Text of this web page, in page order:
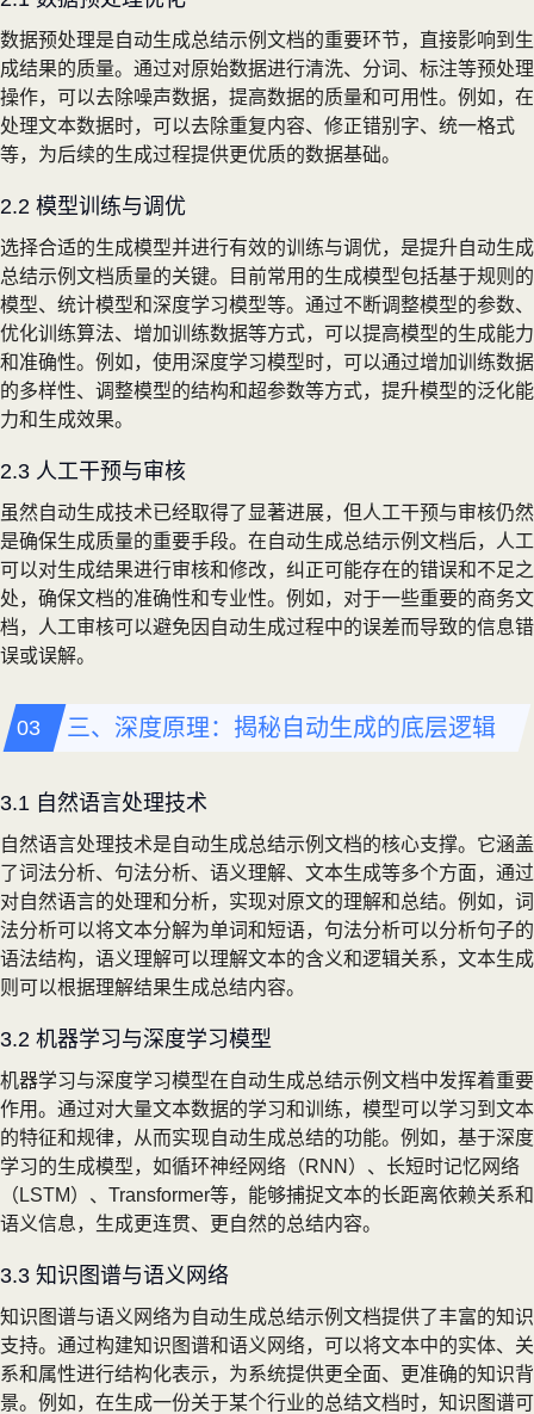
数据预处理是自动生成总结示例文档的重要环节，直接影响到生
成结果的质量。通过对原始数据进行清洗、分词、标注等预处理
操作，可以去除噪声数据，提高数据的质量和可用性。例如，在
处理文本数据时，可以去除重复内容、修正错别字、统一格式
等，为后续的生成过程提供更优质的数据基础。
2.2 模型训练与调优
选择合适的生成模型并进行有效的训练与调优，是提升自动生成
总结示例文档质量的关键。目前常用的生成模型包括基于规则的
模型、统计模型和深度学习模型等。通过不断调整模型的参数、
优化训练算法、增加训练数据等方式，可以提高模型的生成能力
和准确性。例如，使用深度学习模型时，可以通过增加训练数据
的多样性、调整模型的结构和超参数等方式，提升模型的泛化能
力和生成效果。
2.3 人工干预与审核
虽然自动生成技术已经取得了显著进展，但人工干预与审核仍然
是确保生成质量的重要手段。在自动生成总结示例文档后，人工
可以对生成结果进行审核和修改，纠正可能存在的错误和不足之
处，确保文档的准确性和专业性。例如，对于一些重要的商务文
档，人工审核可以避免因自动生成过程中的误差而导致的信息错
误或误解。
三、深度原理：揭秘自动生成的底层逻辑
3.1 自然语言处理技术
自然语言处理技术是自动生成总结示例文档的核心支撑。它涵盖
了词法分析、句法分析、语义理解、文本生成等多个方面，通过
对自然语言的处理和分析，实现对原文的理解和总结。例如，词
法分析可以将文本分解为单词和短语，句法分析可以分析句子的
语法结构，语义理解可以理解文本的含义和逻辑关系，文本生成
则可以根据理解结果生成总结内容。
3.2 机器学习与深度学习模型
机器学习与深度学习模型在自动生成总结示例文档中发挥着重要
作用。通过对大量文本数据的学习和训练，模型可以学习到文本
的特征和规律，从而实现自动生成总结的功能。例如，基于深度
学习的生成模型，如循环神经网络（RNN）、长短时记忆网络
（LSTM）、Transformer等，能够捕捉文本的长距离依赖关系和
语义信息，生成更连贯、更自然的总结内容。
3.3 知识图谱与语义网络
知识图谱与语义网络为自动生成总结示例文档提供了丰富的知识
支持。通过构建知识图谱和语义网络，可以将文本中的实体、关
系和属性进行结构化表示，为系统提供更全面、更准确的知识背
景。例如，在生成一份关于某个行业的总结文档时，知识图谱可